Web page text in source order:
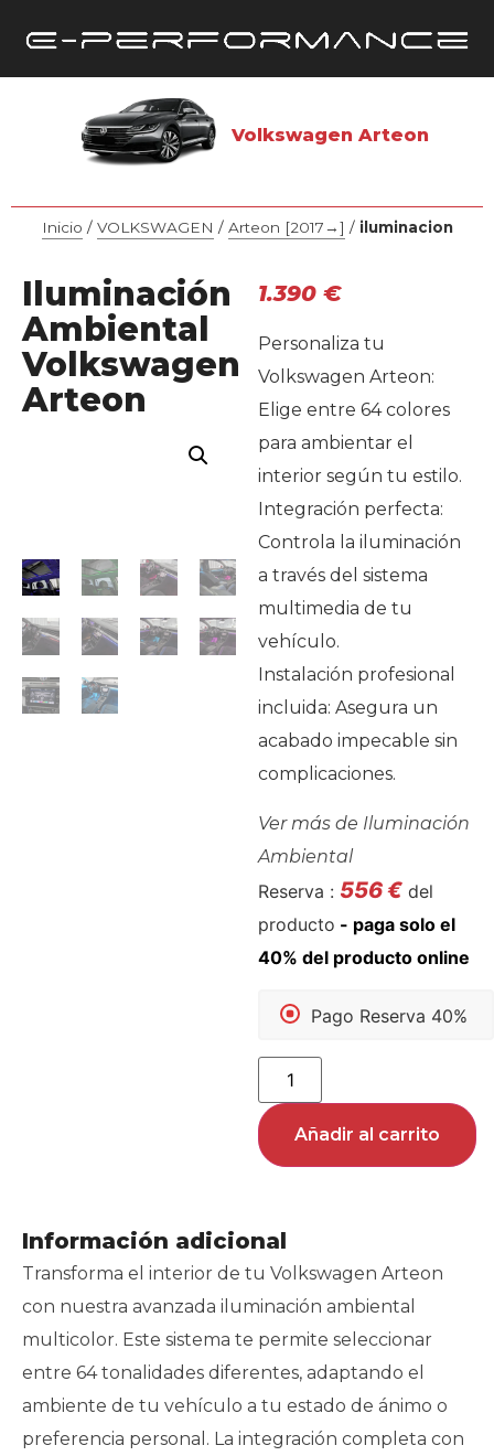
Volkswagen Arteon
Inicio / VOLKSWAGEN / Arteon [2017→] / iluminacion
Iluminación
Ambiental
Volkswagen
Arteon
1.390 €
Personaliza tu
Volkswagen Arteon:
Elige entre 64 colores
para ambientar el
interior según tu estilo.
Integración perfecta:
Controla la iluminación
a través del sistema
multimedia de tu
vehículo.
Instalación profesional
incluida: Asegura un
acabado impecable sin
complicaciones.
Ver más de Iluminación
Ambiental
Reserva : 556€ del
producto
Pago Reserva 40%
Añadir al carrito
Información adicional
Transforma el interior de tu Volkswagen Arteon
con nuestra avanzada iluminación ambiental
multicolor. Este sistema te permite seleccionar
entre 64 tonalidades diferentes, adaptando el
ambiente de tu vehículo a tu estado de ánimo o
preferencia personal. La integración completa con